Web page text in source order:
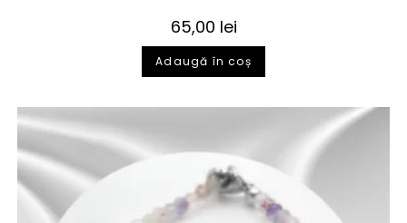
65,00 lei
Adaugă în coș